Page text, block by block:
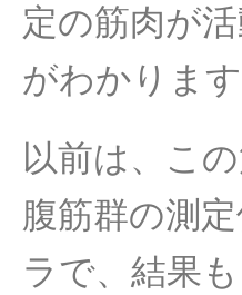
定の筋肉が
がわかります
以前は、こ
腹筋群の測
ラで、結果